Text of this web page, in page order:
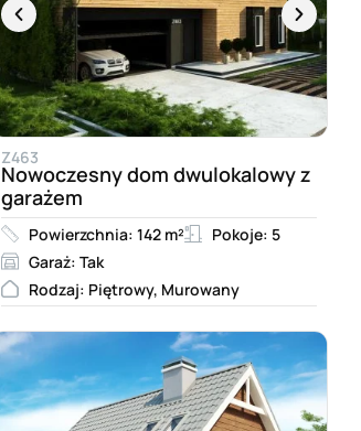
Z463
Nowoczesny dom dwulokalowy z
garażem
Powierzchnia: 142 m²
Pokoje: 5
Garaż: Tak
Rodzaj: Piętrowy, Murowany